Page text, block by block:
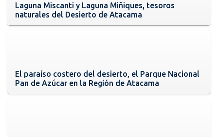
Laguna Miscanti y Laguna Miñiques, tesoros
naturales del Desierto de Atacama
El paraíso costero del desierto, el Parque Nacional
Pan de Azúcar en la Región de Atacama